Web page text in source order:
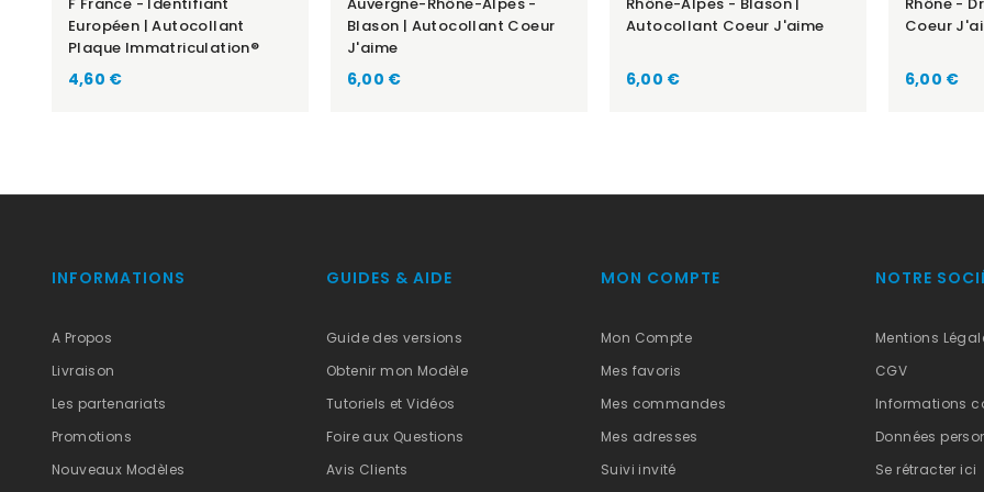
Européen | Autocollant
Plaque Immatriculation®
Prix
4,60 €
Blason | Autocollant Coeur
J'aime
Prix
6,00 €
Autocollant Coeur J'aime
Prix
6,00 €
Coeur
Prix
6,00 €
INFORMATIONS
A Propos
Livraison
Les partenariats
Promotions
Nouveaux Modèles
GUIDES & AIDE
Guide des versions
Obtenir mon Modèle
Tutoriels et Vidéos
Foire aux Questions
Avis Clients
MON COMPTE
Mon Compte
Mes favoris
Mes commandes
Mes adresses
Suivi invité
NOTRE
Mentions
CGV
Informations
Données
Se rétracter ici